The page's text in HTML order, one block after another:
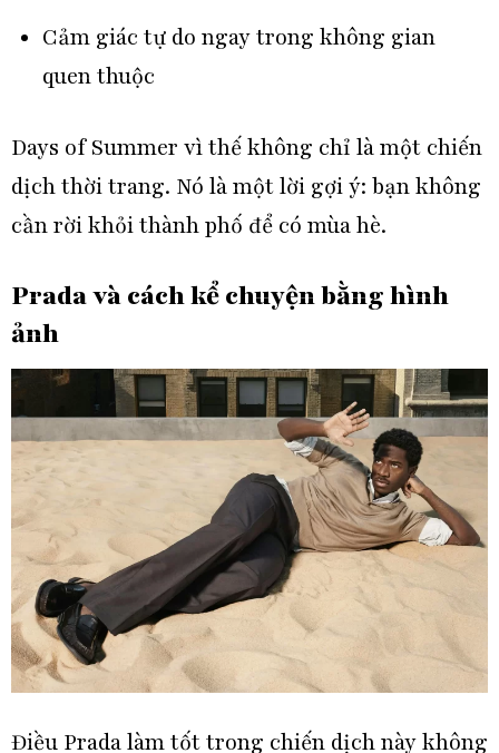
Cảm giác tự do ngay trong không gian
quen thuộc
Days of Summer vì thế không chỉ là một chiến
dịch thời trang. Nó là một lời gợi ý: bạn không
cần rời khỏi thành phố để có mùa hè.
Prada và cách kể chuyện bằng hình
ảnh
Điều Prada làm tốt trong chiến dịch này không